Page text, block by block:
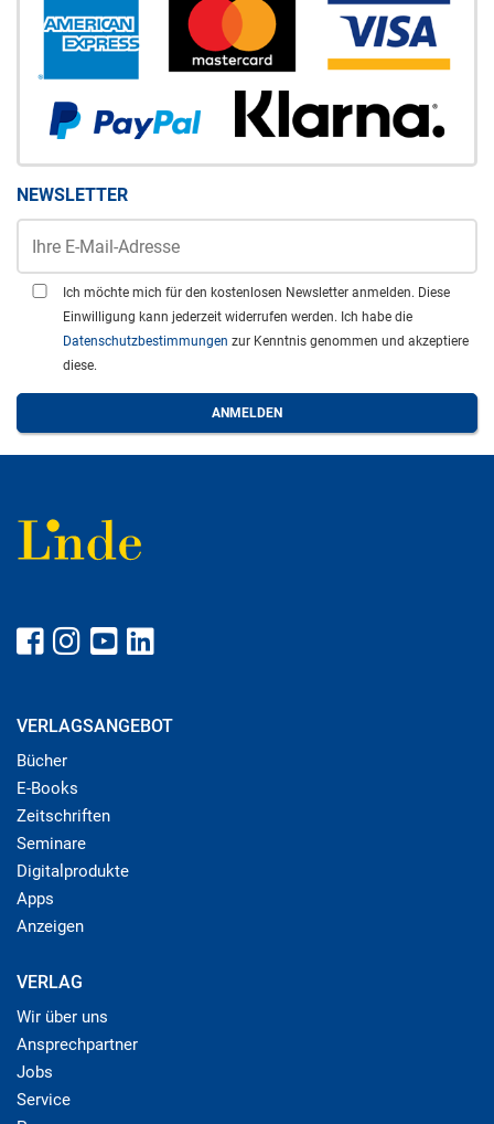
NEWSLETTER
Ich möchte mich für den kostenlosen Newsletter anmelden. Diese
Einwilligung kann jederzeit widerrufen werden. Ich habe die
Datenschutzbestimmungen zur Kenntnis genommen und akzeptiere
diese.
VERLAGSANGEBOT
Bücher
E-Books
Zeitschriften
Seminare
Digitalprodukte
Apps
Anzeigen
VERLAG
Wir über uns
Ansprechpartner
Jobs
Service